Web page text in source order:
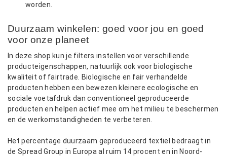
worden.
Duurzaam winkelen: goed voor jou en goed
voor onze planeet
In deze shop kun je filters instellen voor verschillende
producteigenschappen, natuurlijk ook voor biologische
kwaliteit of fairtrade. Biologische en fair verhandelde
producten hebben een bewezen kleinere ecologische en
sociale voetafdruk dan conventioneel geproduceerde
producten en helpen actief mee om het milieu te beschermen
en de werkomstandigheden te verbeteren.
Het percentage duurzaam geproduceerd textiel bedraagt in
de Spread Group in Europa al ruim 14 procent en in Noord-